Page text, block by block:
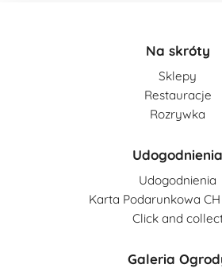
Na skróty
Sklepy
Restauracje
Rozrywka
Udogodnienia
Udogodnienia
Karta Podarunkowa
Click and
Galeria